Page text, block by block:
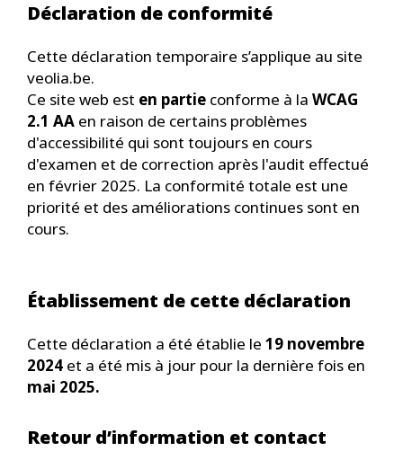
Déclaration de conformité
Cette déclaration temporaire s’applique au site
veolia.be.
Ce site web est en partie conforme à la WCAG
2.1 AA en raison de certains problèmes
d'accessibilité qui sont toujours en cours
d'examen et de correction après l'audit effectué
en février 2025. La conformité totale est une
priorité et des améliorations continues sont en
cours.
Établissement de cette déclaration
Cette déclaration a été établie le 19 novembre
2024 et a été mis à jour pour la dernière fois en
mai 2025.
Retour d’information et contact